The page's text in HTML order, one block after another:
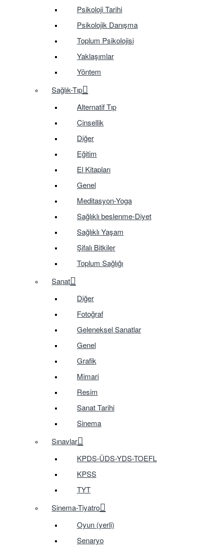
Psikoloji Tarihi
Psikolojik Danışma
Toplum Psikolojisi
Yaklaşımlar
Yöntem
Sağlık-Tıp
Alternatif Tıp
Cinsellik
Diğer
Eğitim
El Kitapları
Genel
Meditasyon-Yoga
Sağlıklı beslenme-Diyet
Sağlıklı Yaşam
Şifalı Bitkiler
Toplum Sağlığı
Sanat
Diğer
Fotoğraf
Geleneksel Sanatlar
Genel
Grafik
Mimari
Resim
Sanat Tarihi
Sinema
Sınavlar
KPDS-ÜDS-YDS-TOEFL
KPSS
TYT
Sinema-Tiyatro
Oyun (yerli)
Senaryo